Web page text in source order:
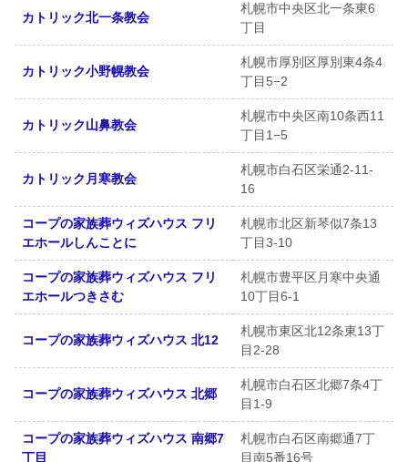
カトリック北一条教会
札幌市中央区北一条東6
丁目
カトリック小野幌教会
札幌市厚別区厚別東4条4
丁目5−2
カトリック山鼻教会
札幌市中央区南10条西11
丁目1−5
カトリック月寒教会
札幌市白石区栄通2-11-
16
コープの家族葬ウィズハウス フリ
エホールしんことに
札幌市北区新琴似7条13
丁目3-10
コープの家族葬ウィズハウス フリ
エホールつきさむ
札幌市豊平区月寒中央通
10丁目6-1
コープの家族葬ウィズハウス 北12
札幌市東区北12条東13丁
目2-28
コープの家族葬ウィズハウス 北郷
札幌市白石区北郷7条4丁
目1-9
コープの家族葬ウィズハウス 南郷7
丁目
札幌市白石区南郷通7丁
目南5番16号